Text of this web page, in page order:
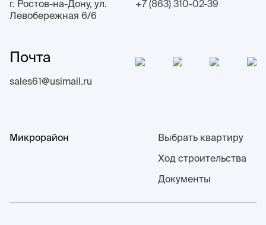
г. Ростов-на-Дону, ул.
Левобережная 6/6
+7 (863) 310-02-39
Почта
sales61@usimail.ru
Микрорайон
Выбрать квартиру
Ход строительства
Документы